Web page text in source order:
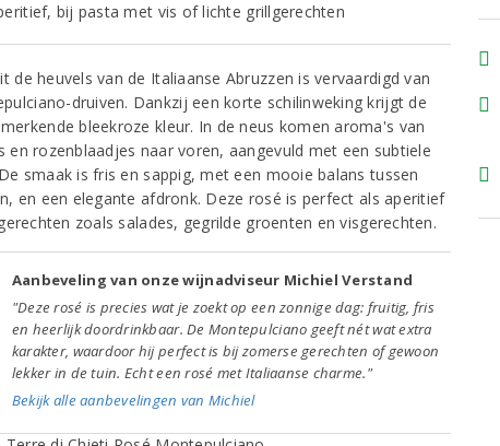
bij pasta met vis of lichte grillgerechten
de heuvels van de Italiaanse Abruzzen is vervaardigd van
druiven. Dankzij een korte schilinweking krijgt de
bleekroze kleur. In de neus komen aroma's van
en rozenblaadjes naar voren, aangevuld met een subtiele
smaak is fris en sappig, met een mooie balans tussen
en een elegante afdronk. Deze rosé is perfect als aperitief
zoals salades, gegrilde groenten en visgerechten.
Aanbeveling van onze wijnadviseur Michiel Verstand
"Deze rosé is precies wat je zoekt op een zonnige dag: fruitig, fris
en heerlijk doordrinkbaar. De Montepulciano geeft nét wat extra
karakter, waardoor hij perfect is bij zomerse gerechten of gewoon
lekker in de tuin. Echt een rosé met Italiaanse charme."
Bekijk alle aanbevelingen van Michiel